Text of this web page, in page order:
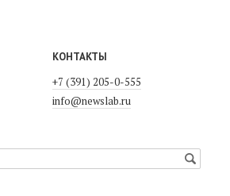
КОНТАКТЫ
+7 (391) 205-0-555
info@newslab.ru